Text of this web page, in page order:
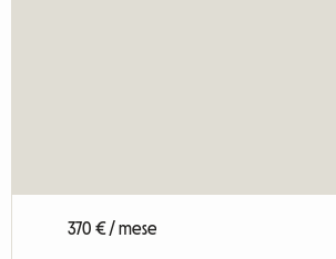
370 € / mese